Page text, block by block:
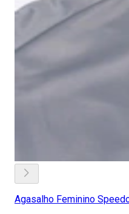
Agasalho Feminino